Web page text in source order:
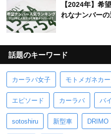
【2024年】希
れなナンバー
話題のキーワード
カーラバ女子 モトメガネカ
エピソード カーラバ バ
sotoshiru 新型車 DRIMO